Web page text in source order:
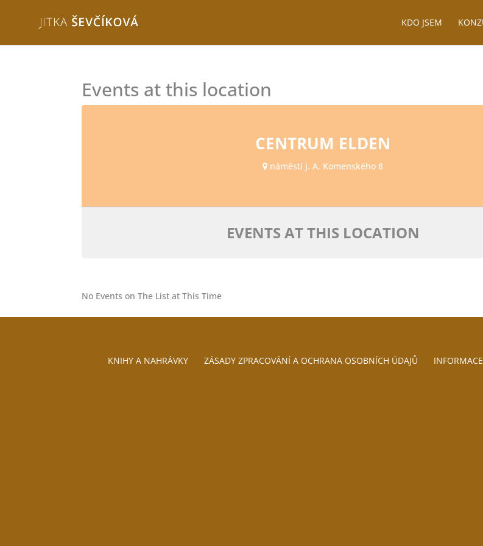
KDO JSEM
Events at this location
CENTRUM ELDEN
náměstí J. A. Komenského 8
EVENTS AT THIS LOCATION
No Events on The List at This Time
KNIHY A NAHRÁVKY ZÁSADY ZPRACOVÁNÍ A OCHRANA OSOBNÍCH ÚDAJŮ